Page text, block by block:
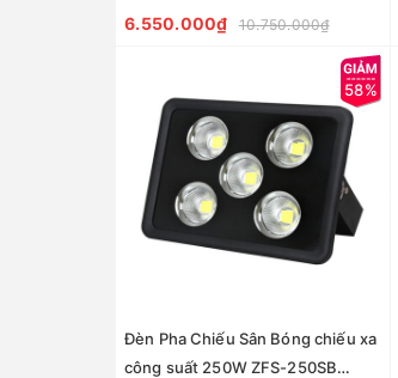
đá mini
6.550.000₫ 10.750.000₫
58%
Đèn Pha Chiếu Sân Bóng chiếu xa
công suất 250W ZFS-250SB